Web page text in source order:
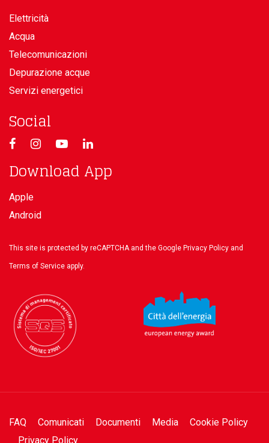
Elettricità
Acqua
Telecomunicazioni
Depurazione acque
Servizi energetici
Social
Download App
Apple
Android
This site is protected by reCAPTCHA and the Google Privacy Policy and
Terms of Service apply.
FAQ Comunicati Documenti Media
Cookie Policy
Privacy Policy